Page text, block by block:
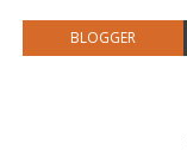
BLOGGER